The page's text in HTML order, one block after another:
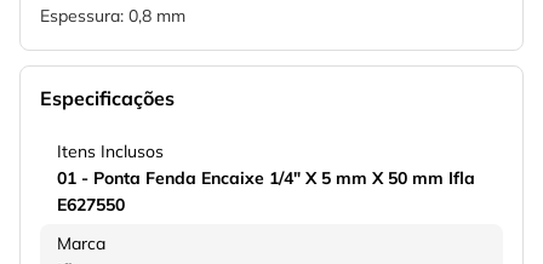
Espessura: 0,8 mm
Especificações
Itens Inclusos
01 - Ponta Fenda Encaixe 1/4" X 5 mm X 50 mm Ifla
E627550
Marca